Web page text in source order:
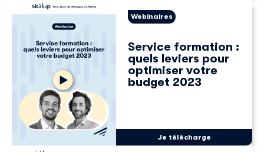
Webinaires
Service formation :
quels leviers pour
optimiser votre
budget 2023
Je télécharge